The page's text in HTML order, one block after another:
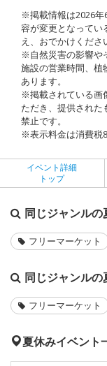
※掲載情報は2026年
容が変更となってい
え、おでかけくださ
※自然災害の影響や
施設の営業時間、植
あります。
※掲載されている画
ただき、提供された
禁止です。
※表示料金は消費税
イベント詳細
トップ
同じジャンルの
フリーマーケット
同じジャンルの
フリーマーケット
夏休みイベント